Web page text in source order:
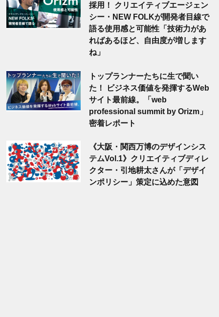
採用！ クリエイティブエージェン
シー・NEW FOLKが開発者目線で
語る使用感と可能性「技術力があ
ればあるほど、自由度が増します
ね」
トップランナーたちに生で聞い
た！ ビジネス価値を発揮するWeb
サイト最前線。「web
professional summit by Orizm」
密着レポート
《大阪・関西万博のデザインシス
テムVol.1》クリエイティブディレ
クター・引地耕太さんが「デザイ
ンポリシー」策定に込めた意図